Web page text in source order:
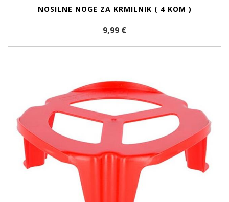
NOSILNE NOGE ZA KRMILNIK ( 4 KOM )
9,99 €